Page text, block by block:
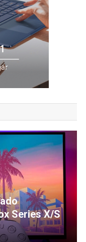
Series X/S